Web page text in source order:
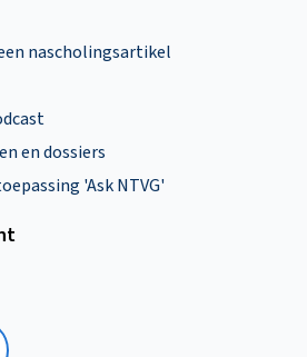
nascholingsartikel
en dossiers
'Ask NTVG'